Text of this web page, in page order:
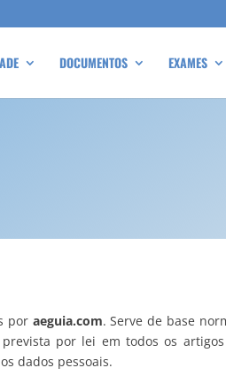
DOCUMENTOS EXAMES
por aeguia.com. Serve de base
por lei em todos os
dados pessoais.